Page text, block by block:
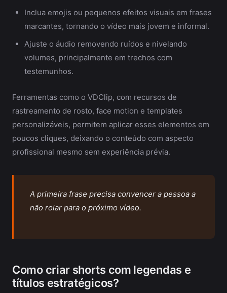
Inclua emojis ou pequenos efeitos visuais em frases
marcantes, tornando o vídeo mais jovem e informal.
Ajuste o áudio removendo ruídos e nivelando
volumes, principalmente em trechos com
testemunhos.
Ferramentas como o VDClip, com recursos de
rastreamento de rosto, face motion e templates
personalizáveis, permitem aplicar esses elementos em
poucos cliques, deixando o conteúdo com aspecto
profissional mesmo sem experiência prévia.
A primeira frase precisa convencer a pessoa a
não rolar para o próximo vídeo.
Como criar shorts com legendas e
títulos estratégicos?